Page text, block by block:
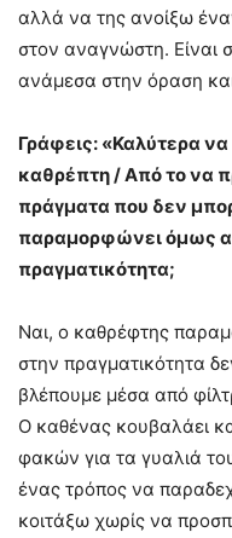
αλλά να της ανοίξω
στον αναγνώστη. Είναι
ανάμεσα στην όραση
Γράφεις: «Καλύτερα
καθρέπτη / Από το να
πράγματα που δεν
παραμορφώνει όμως
πραγματικότητα;
Ναι, ο καθρέφτης
στην πραγματικότητα
βλέπουμε μέσα από
Ο καθένας κουβαλάει
φακών για τα γυαλιά
ένας τρόπος να
κοιτάξω χωρίς να